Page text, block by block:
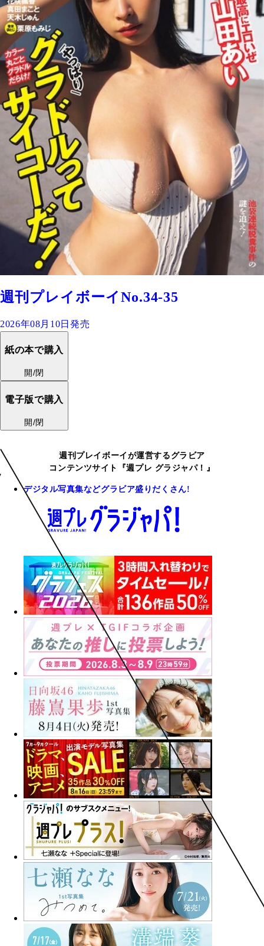
週刊プレイボーイNo.34-35
2026年08月10日発売
紙の本で購入
開/閉
電子版で購入
開/閉
週刊プレイボーイが運営するグラビア
コンテンツサイト『週プレ グラジャパ！』
デジタル写真集などグラビア盛りだくさん!